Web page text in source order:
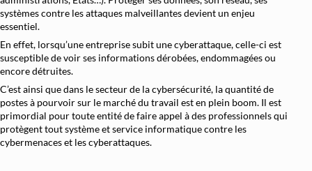
Architecture et Sécurité Cloud
Migration et Gestion Infrastructure Cloud
Conteneurisation Docker et Kubernetes
Intégration Continue et Déploiement Continu
Infrastructure as Code avec Terraform et
Automatisation Réseau avec Python
systèmes contre les attaques malveillantes devient un enjeu
essentiel.
En effet, lorsqu’une entreprise subit une cyberattaque, celle-ci est
susceptible de voir ses informations dérobées, endommagées ou
encore détruites.
C’est ainsi que dans le secteur de la cybersécurité, la quantité de
postes à pourvoir sur le marché du travail est en plein boom. Il est
primordial pour toute entité de faire appel à des professionnels qui
protègent tout système et service informatique contre les
cybermenaces et les cyberattaques.